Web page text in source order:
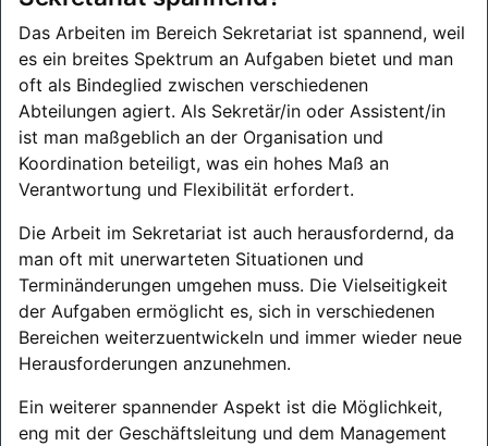
Das Arbeiten im Bereich Sekretariat ist spannend, weil
es ein breites Spektrum an Aufgaben bietet und man
oft als Bindeglied zwischen verschiedenen
Abteilungen agiert. Als Sekretär/in oder Assistent/in
ist man maßgeblich an der Organisation und
Koordination beteiligt, was ein hohes Maß an
Verantwortung und Flexibilität erfordert.
Die Arbeit im Sekretariat ist auch herausfordernd, da
man oft mit unerwarteten Situationen und
Terminänderungen umgehen muss. Die Vielseitigkeit
der Aufgaben ermöglicht es, sich in verschiedenen
Bereichen weiterzuentwickeln und immer wieder neue
Herausforderungen anzunehmen.
Ein weiterer spannender Aspekt ist die Möglichkeit,
eng mit der Geschäftsleitung und dem Management